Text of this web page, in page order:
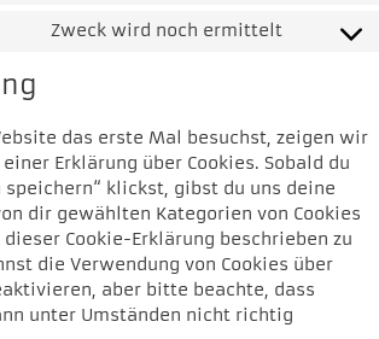
Zweck wird noch ermittelt
das erste Mal besuchst, zeigen wir
Erklärung über Cookies. Sobald du
speichern“ klickst, gibst du uns deine
dir gewählten Kategorien von Cookies
Cookie-Erklärung beschrieben zu
die Verwendung von Cookies über
aber bitte beachte, dass
unter Umständen nicht richtig